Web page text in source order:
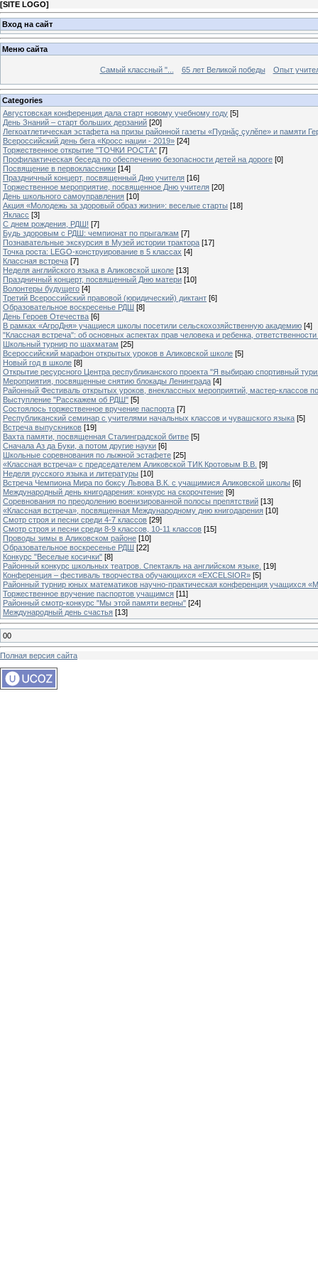
[SITE LOGO]
Вход на сайт
Меню сайта
Самый классный "... 65 лет Великой победы Опыт
Categories
Августовская конференция дала старт новому учебному году [5]
День Знаний – старт больших дерзаний [20]
Легкоатлетическая эстафета на призы районной газеты «Пурнăç çулĕпе» и памяти
Всероссийский день бега «Кросс нации - 2019» [24]
Торжественное открытие "ТОЧКИ РОСТА" [7]
Профилактическая беседа по обеспечению безопасности детей на дороге [0]
Посвящение в первоклассники [14]
Праздничный концерт, посвященный Дню учителя [16]
Торжественное мероприятие, посвященное Дню учителя [20]
День школьного самоуправления [10]
Акция «Молодежь за здоровый образ жизни»: веселые старты [18]
Якласс [3]
С днем рождения, РДШ! [7]
Будь здоровым с РДШ: чемпионат по прыгалкам [7]
Познавательные экскурсия в Музей истории трактора [17]
Точка роста: LEGO-конструирование в 5 классах [4]
Классная встреча [7]
Неделя английского языка в Аликовской школе [13]
Праздничный концерт, посвященный Дню матери [10]
Волонтеры будущего [4]
Третий Всероссийский правовой (юридический) диктант [6]
Образовательное воскресенье РДШ [8]
День Героев Отечества [6]
В рамках «АгроДня» учащиеся школы посетили сельскохозяйственную академию [4]
"Классная встреча": об основных аспектах прав человека и ребенка,
Школьный турнир по шахматам [25]
Всероссийский марафон открытых уроков в Аликовской школе [5]
Новый год в школе [8]
Открытие ресурсного Центра республиканского проекта "Я выбираю спортивный
Мероприятия, посвященные снятию блокады Ленинграда [4]
Районный Фестиваль открытых уроков, внеклассных мероприятий, мастер-классов
Выступление "Расскажем об РДШ" [5]
Состоялось торжественное вручение паспорта [7]
Республиканский семинар с учителями начальных классов и чувашского языка [5]
Встреча выпускников [19]
Вахта памяти, посвященная Сталинградской битве [5]
Сначала Аз да Буки, а потом другие науки [6]
Школьные соревнования по лыжной эстафете [25]
«Классная встреча» с председателем Аликовской ТИК Кротовым В.В. [9]
Неделя русского языка и литературы [10]
Встреча Чемпиона Мира по боксу Львова В.К. с учащимися Аликовской школы [6]
Международный день книгодарения: конкурс на скорочтение [9]
Cоревнования по преодолению военизированной полосы препятствий [13]
«Классная встреча», посвященная Международному дню книгодарения [10]
Смотр строя и песни среди 4-7 классов [29]
Смотр строя и песни среди 8-9 классов, 10-11 классов [15]
Проводы зимы в Аликовском районе [10]
Образовательное воскресенье РДШ [22]
Конкурс "Веселые косички" [8]
Районный конкурс школьных театров. Спектакль на английском языке. [19]
Конференция – фестиваль творчества обучающихся «EXCELSIOR» [5]
Районный турнир юных математиков научно-практическая конференция учащихся
Торжественное вручение паспортов учащимся [11]
Районный смотр-конкурс "Мы этой памяти верны" [24]
Международный день счастья [13]
00
Полная версия сайта